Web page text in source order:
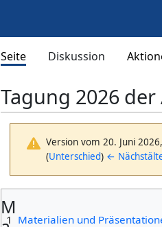
Seite Diskussion
Tagung 2026 der
Version vom 20. Juni
(Unterschied) ←
1 Materialien und
M